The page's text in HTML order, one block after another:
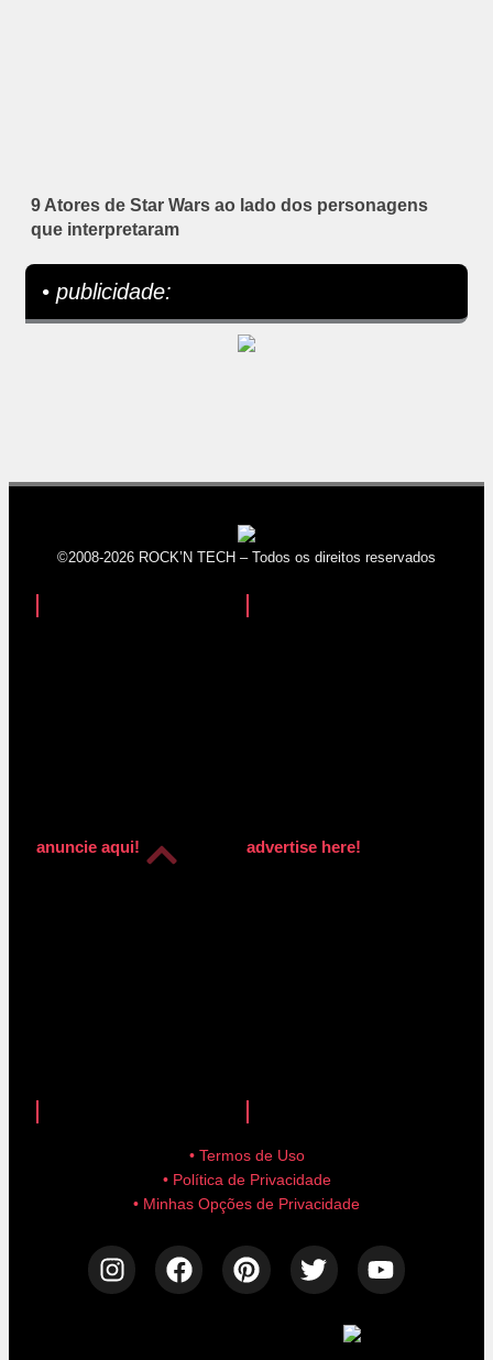
9 Atores de Star Wars ao lado dos personagens
que interpretaram
• publicidade:
©2008-2026 ROCK’N TECH – Todos os direitos reservados
anuncie aqui! advertise here!
• Termos de Uso
• Política de Privacidade
• Minhas Opções de Privacidade